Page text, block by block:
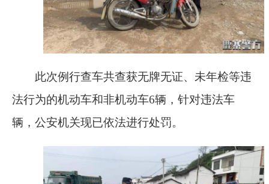
此次例行查车共查获无牌无证、未年检等违
法行为的机动车和非机动车6辆，针对违法车
辆，公安机关现已依法进行处罚。